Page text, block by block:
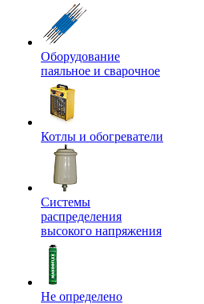
Оборудование
паяльное и сварочное
Котлы и обогреватели
Системы
распределения
высокого напряжения
Не определено